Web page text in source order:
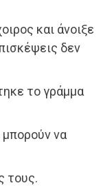
και άνοιξε
δεν
το γράμμα
να
τους.